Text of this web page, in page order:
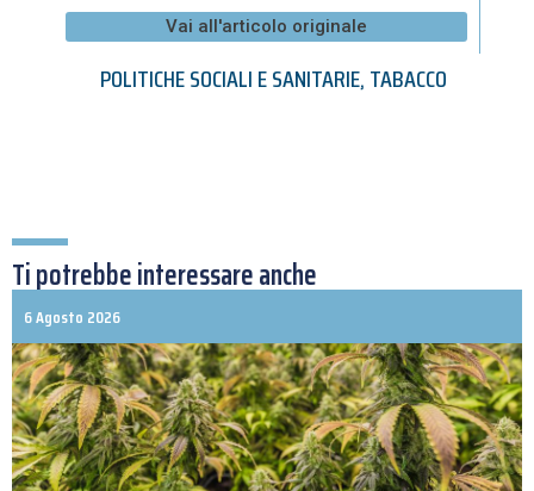
Vai all'articolo originale
POLITICHE SOCIALI E SANITARIE,TABACCO
Ti potrebbe interessare anche
6 Agosto 2026